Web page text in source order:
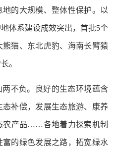
的大规模、整体性保护。以
体系建设成效突出，首批5个
熊猫、东北虎豹、海南长臂猿
。
不负。良好的生态环境蕴含
补偿，发展生态旅游、康养
农产品……各地着力探索机制
的绿色发展之路，拓宽绿水